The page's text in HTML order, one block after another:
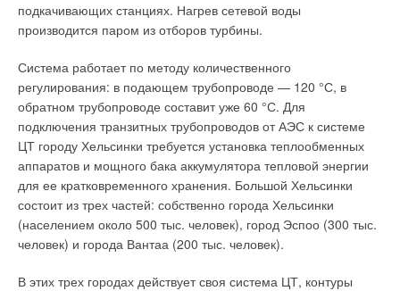
подкачивающих станциях. Нагрев сетевой воды
производится паром из отборов турбины.
Система работает по методу количественного
регулирования: в подающем трубопроводе — 120 °С, в
обратном трубопроводе составит уже 60 °С. Для
подключения транзитных трубопроводов от АЭС к системе
ЦТ городу Хельсинки требуется установка теплообменных
аппаратов и мощного бака аккумулятора тепловой энергии
для ее кратковременного хранения. Большой Хельсинки
состоит из трех частей: собственно города Хельсинки
(населением около 500 тыс. человек), город Эспоо (300 тыс.
человек) и города Вантаа (200 тыс. человек).
В этих трех городах действует своя система ЦТ, контуры